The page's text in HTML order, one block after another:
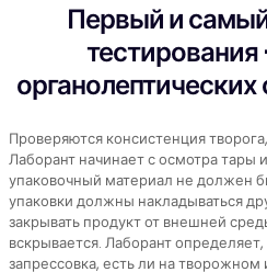
Первый и
органолептических
Проверяются консистенция
Лаборант начинает с осмотра тары
упаковочный материал не должен
упаковки должны накладываться
закрывать продукт от внешней
вскрывается. Лаборант
запрессовка, есть ли на